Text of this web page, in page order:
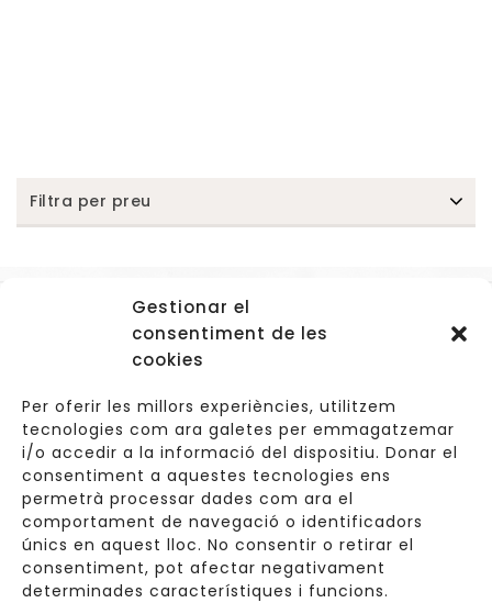
Gestionar el
consentiment de les
cookies
Per oferir les millors experiències, utilitzem
tecnologies com ara galetes per emmagatzemar
i/o accedir a la informació del dispositiu. Donar el
consentiment a aquestes tecnologies ens
permetrà processar dades com ara el
comportament de navegació o identificadors
únics en aquest lloc. No consentir o retirar el
consentiment, pot afectar negativament
determinades característiques i funcions.
Filtra per preu
Carrer de Valldoreix 45, 08172 Sant Cugat del Vallès
933 157 807 | 691967537
info@cuinetes.shop